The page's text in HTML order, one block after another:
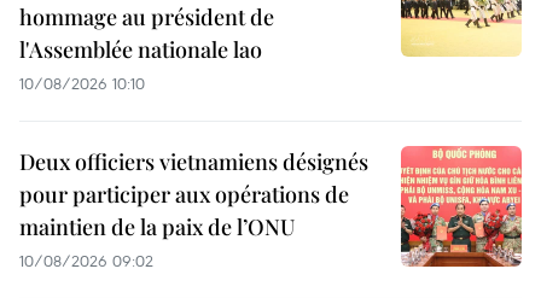
hommage au président de
l'Assemblée nationale lao
10/08/2026 10:10
Deux officiers vietnamiens désignés
pour participer aux opérations de
maintien de la paix de l’ONU
10/08/2026 09:02